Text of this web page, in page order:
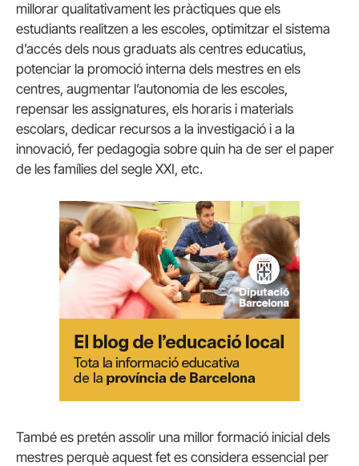
millorar qualitativament les pràctiques que els
estudiants realitzen a les escoles, optimitzar el sistema
d’accés dels nous graduats als centres educatius,
potenciar la promoció interna dels mestres en els
centres, augmentar l’autonomia de les escoles,
repensar les assignatures, els horaris i materials
escolars, dedicar recursos a la investigació i a la
innovació, fer pedagogia sobre quin ha de ser el paper
de les famílies del segle XXI, etc.
També es pretén assolir una millor formació inicial dels
mestres perquè aquest fet es considera essencial per